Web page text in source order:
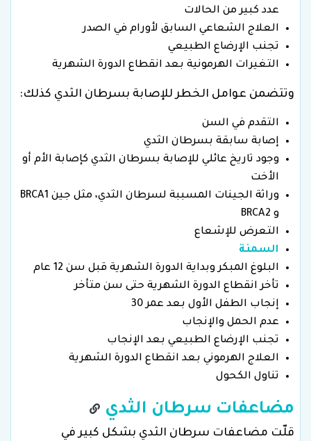
عدد كبير من الحالات
العلاج الشعاعي السابق لأورام في الصدر
تجنب الإرضاع الطبيعي
التغيرات الهرمونية بعد انقطاع الدورة الشهرية
وتتضمن عوامل الخطر للإصابة بسرطان الثدي كذلك:
التقدم في السن
إصابة سابقة بسرطان الثدي
وجود تاريخ عائلي للإصابة بسرطان الثدي كإصابة الأم أو
الأخت
وراثة الجينات المسببة لسرطان الثدي، مثل جين BRCA1
و BRCA2
التعرض للإشعاع
السمنة
البلوغ المبكر وبداية الدورة الشهرية قبل سن 12 عام
تأخر انقطاع الدورة الشهرية حتى سن متأخر
إنجاب الطفل الأول بعد عمر 30
عدم الحمل والإنجاب
تجنب الإرضاع الطبيعي بعد الإنجاب
العلاج الهرموني بعد انقطاع الدورة الشهرية
تناول الكحول
مضاعفات سرطان الثدي
قلّت مضاعفات سرطان الثدي بشكل كبير في